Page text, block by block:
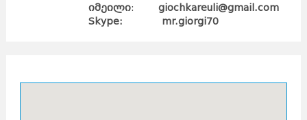
იმეილი: giochkareuli@gmail.com
Skype:
mr.giorgi70